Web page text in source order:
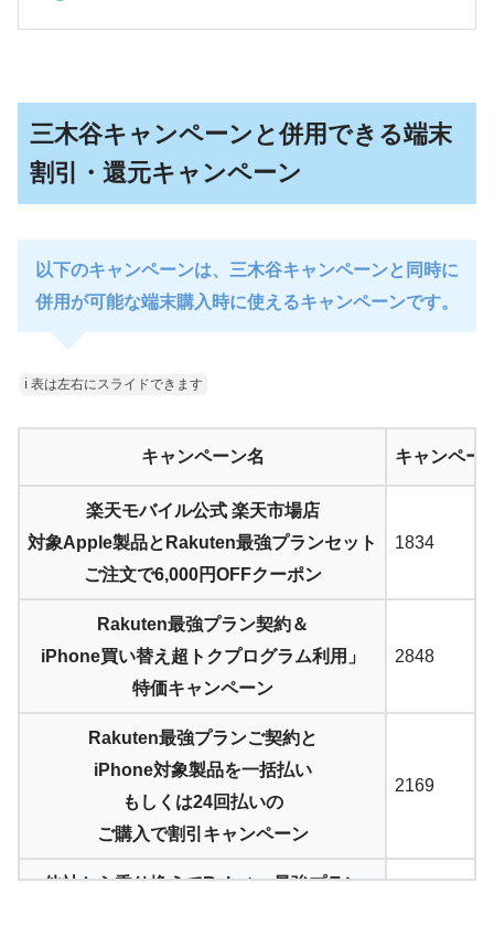
三木谷キャンペーンと併用できる端末
割引・還元キャンペーン
以下のキャンペーンは、三木谷キャンペーンと同時に
併用が可能な端末購入時に使えるキャンペーンです。
ℹ︎ 表は左右にスライドできます
キャンペーン名 キャンペー
楽天モバイル公式 楽天市場店
対象Apple製品とRakuten最強プランセット
ご注文で6,000円OFFクーポン
1834
Rakuten最強プラン契約＆
iPhone買い替え超トクプログラム利用」
特価キャンペーン
2848
Rakuten最強プランご契約と
iPhone対象製品を一括払い
もしくは24回払いの
ご購入で割引キャンペーン
2169
他社から乗り換えでRakuten最強プラン